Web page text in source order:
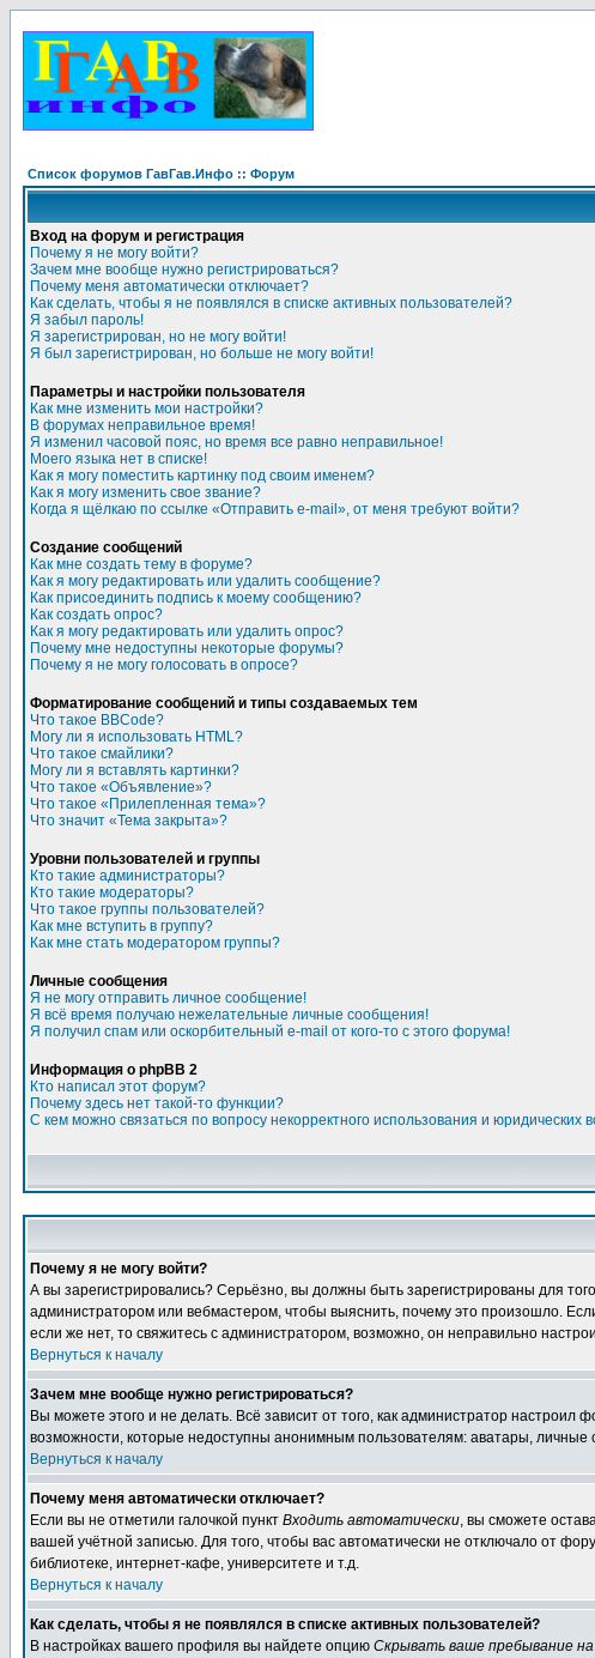
Список форумов ГавГав.Инфо :: Форум
Вход на форум и регистрация
Почему я не могу войти?
Зачем мне вообще нужно регистрироваться?
Почему меня автоматически отключает?
Как сделать, чтобы я не появлялся в списке активных пользователей?
Я забыл пароль!
Я зарегистрирован, но не могу войти!
Я был зарегистрирован, но больше не могу войти!
Параметры и настройки пользователя
Как мне изменить мои настройки?
В форумах неправильное время!
Я изменил часовой пояс, но время все равно неправильное!
Моего языка нет в списке!
Как я могу поместить картинку под своим именем?
Как я могу изменить свое звание?
Когда я щёлкаю по ссылке «Отправить e-mail», от меня требуют войти?
Создание сообщений
Как мне создать тему в форуме?
Как я могу редактировать или удалить сообщение?
Как присоединить подпись к моему сообщению?
Как создать опрос?
Как я могу редактировать или удалить опрос?
Почему мне недоступны некоторые форумы?
Почему я не могу голосовать в опросе?
Форматирование сообщений и типы создаваемых тем
Что такое BBCode?
Могу ли я использовать HTML?
Что такое смайлики?
Могу ли я вставлять картинки?
Что такое «Объявление»?
Что такое «Прилепленная тема»?
Что значит «Тема закрыта»?
Уровни пользователей и группы
Кто такие администраторы?
Кто такие модераторы?
Что такое группы пользователей?
Как мне вступить в группу?
Как мне стать модератором группы?
Личные сообщения
Я не могу отправить личное сообщение!
Я всё время получаю нежелательные личные сообщения!
Я получил спам или оскорбительный e-mail от кого-то с этого форума!
Информация о phpBB 2
Кто написал этот форум?
Почему здесь нет такой-то функции?
С кем можно связаться по вопросу некорректного использования и
Почему я не могу войти?
А вы зарегистрировались? Серьёзно, вы должны быть зарегистрированы для
администратором или вебмастером, чтобы выяснить, почему это произошло.
если же нет, то свяжитесь с администратором, возможно, он неправильно
Вернуться к началу
Зачем мне вообще нужно регистрироваться?
Вы можете этого и не делать. Всё зависит от того, как администратор
возможности, которые недоступны анонимным пользователям: аватары, личные
Вернуться к началу
Почему меня автоматически отключает?
Если вы не отметили галочкой пункт Входить автоматически, вы сможете
вашей учётной записью. Для того, чтобы вас автоматически не отключало от
библиотеке, интернет-кафе, университете и т.д.
Вернуться к началу
Как сделать, чтобы я не появлялся в списке активных пользователей?
В настройках вашего профиля вы найдете опцию Скрывать ваше пребывание